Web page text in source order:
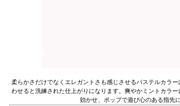
柔らかさだけでなくエレガントさも感じさせるパステルカラ
わせると洗練された仕上がりになります。爽やかミントカラ
効かせ、ポップで遊び心のある指先に